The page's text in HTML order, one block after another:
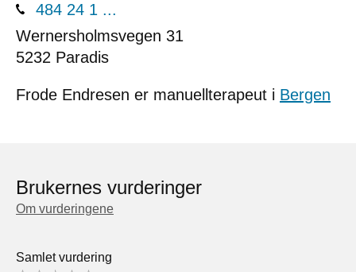
484 24 1 ...
Wernersholmsvegen 31
5232 Paradis
Frode Endresen er manuellterapeut i Bergen
Brukernes vurderinger
Om vurderingene
Samlet vurdering